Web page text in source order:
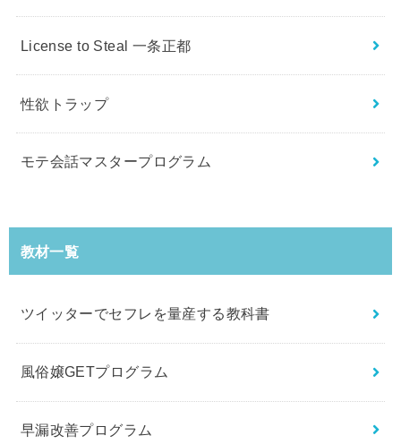
License to Steal 一条正都
性欲トラップ
モテ会話マスタープログラム
教材一覧
ツイッターでセフレを量産する教科書
風俗嬢GETプログラム
早漏改善プログラム